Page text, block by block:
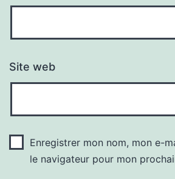
Site web
Enregistrer mon nom, mon e-
le navigateur pour mon